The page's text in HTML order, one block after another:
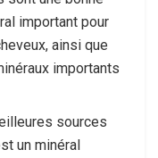
important pour
ainsi que
importants
sources
un minéral